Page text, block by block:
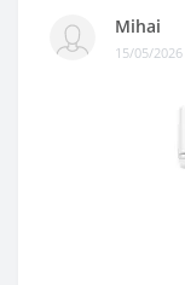
Mihai
15/05/2026